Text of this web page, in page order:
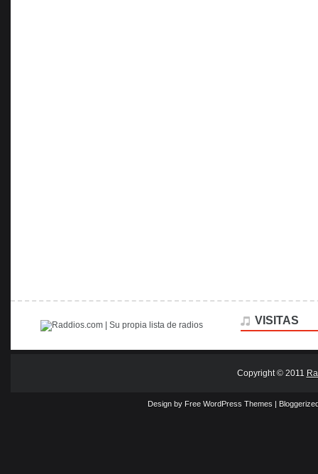
VISITAS
Copyright © 2011
Design by Free WordPress Themes |